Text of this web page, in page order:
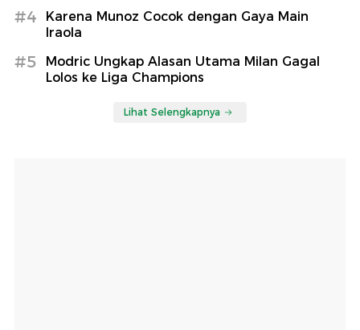
#4
Karena Munoz Cocok dengan Gaya Main
Iraola
#5
Modric Ungkap Alasan Utama Milan Gagal
Lolos ke Liga Champions
Lihat Selengkapnya